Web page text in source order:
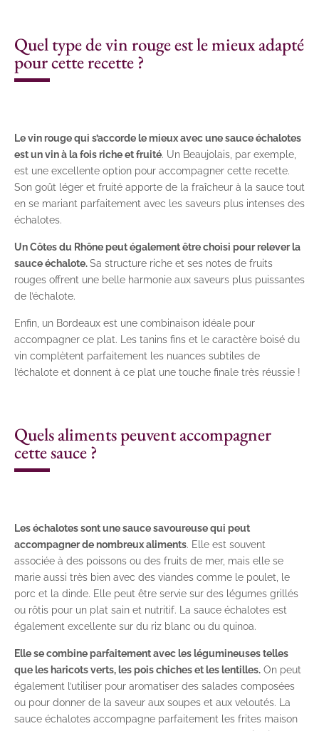
Quel type de vin rouge est le mieux adapté
pour cette recette ?
Le vin rouge qui s’accorde le mieux avec une sauce échalotes
est un vin à la fois riche et fruité. Un Beaujolais, par exemple,
est une excellente option pour accompagner cette recette.
Son goût léger et fruité apporte de la fraîcheur à la sauce tout
en se mariant parfaitement avec les saveurs plus intenses des
échalotes.
Un Côtes du Rhône peut également être choisi pour relever la
sauce échalote.Sa structure riche et ses notes de fruits
rouges offrent une belle harmonie aux saveurs plus puissantes
de l’échalote.
Enfin, un Bordeaux est une combinaison idéale pour
accompagner ce plat. Les tanins fins et le caractère boisé du
vin complètent parfaitement les nuances subtiles de
l’échalote et donnent à ce plat une touche finale très réussie !
Quels aliments peuvent accompagner
cette sauce ?
Les échalotes sont une sauce savoureuse qui peut
accompagner de nombreux aliments. Elle est souvent
associée à des poissons ou des fruits de mer, mais elle se
marie aussi très bien avec des viandes comme le poulet, le
porc et la dinde. Elle peut être servie sur des légumes grillés
ou rôtis pour un plat sain et nutritif. La sauce échalotes est
également excellente sur du riz blanc ou du quinoa.
Elle se combine parfaitement avec les légumineuses telles
que les haricots verts, les pois chiches et les lentilles. On peut
également l’utiliser pour aromatiser des salades composées
ou pour donner de la saveur aux soupes et aux veloutés. La
sauce échalotes accompagne parfaitement les frites maison